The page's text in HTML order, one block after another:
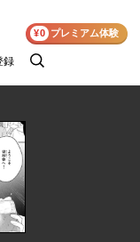
録
検
¥0 プレミアム体験